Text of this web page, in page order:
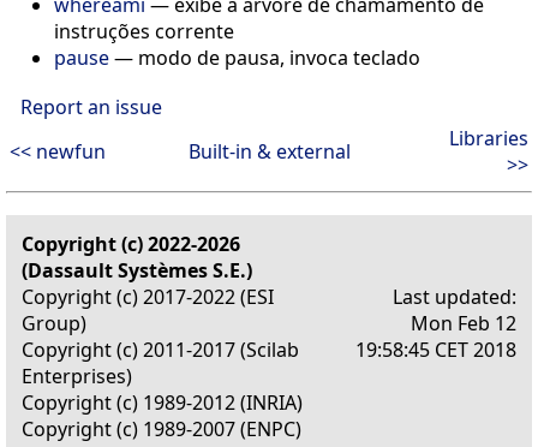
instruções corrente
pause— modo de pausa, invoca teclado
Report an issue
<< newfun
Built-in & external
Libraries
>>
Copyright (c) 2022-2026
(Dassault Systèmes S.E.)
Copyright (c) 2017-2022 (ESI
Group)
Copyright (c) 2011-2017 (Scilab
Enterprises)
Copyright (c) 1989-2012 (INRIA)
Copyright (c) 1989-2007 (ENPC)
Last updated:
Mon Feb 12
19:58:45 CET 2018